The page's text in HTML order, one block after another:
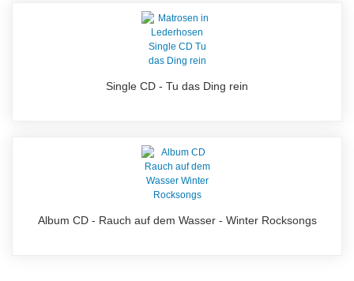
Single CD - Tu das Ding rein
Album CD - Rauch auf dem Wasser - Winter Rocksongs